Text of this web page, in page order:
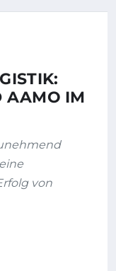
AAMO IM
von